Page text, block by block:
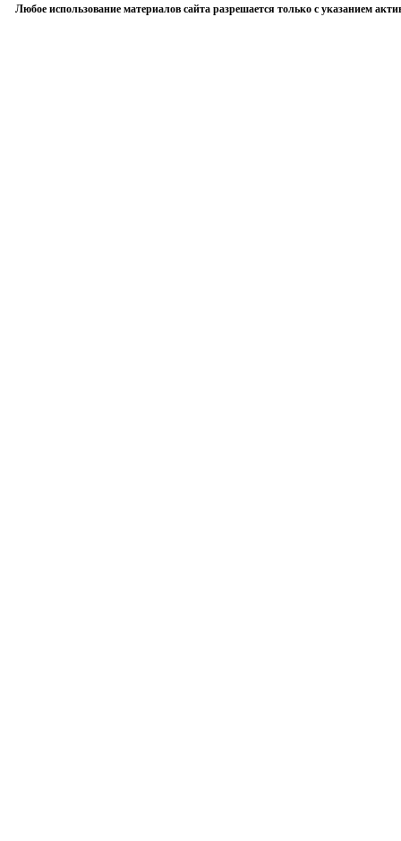
Любое использование материалов сайта разрешается только с указанием